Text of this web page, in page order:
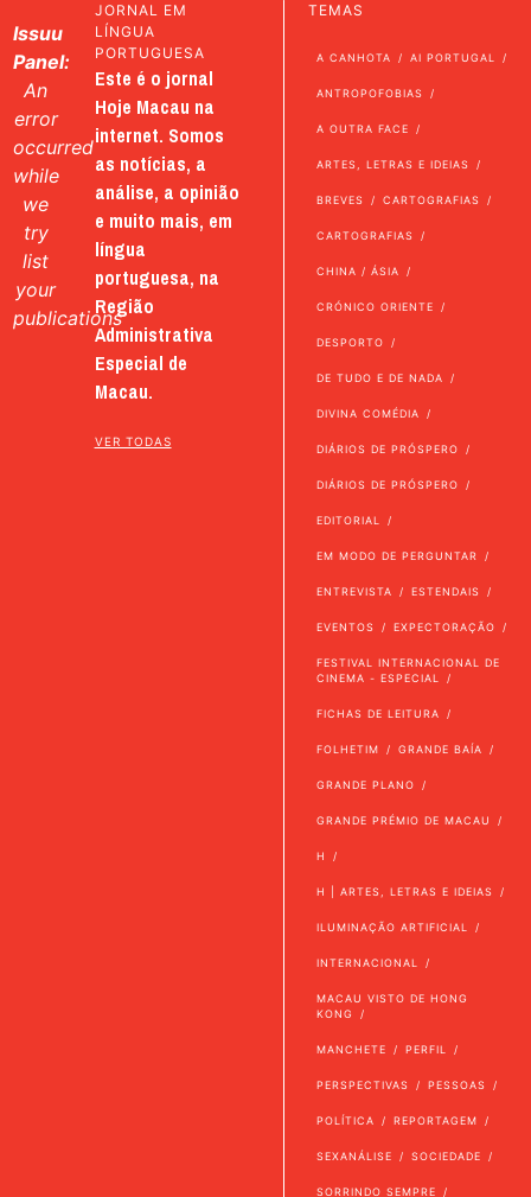
Issuu
Panel:
An
error
occurred
while
we
try
list
your
publications
JORNAL EM
LÍNGUA
PORTUGUESA
Este é o jornal
Hoje Macau na
internet. Somos
as notícias, a
análise, a opinião
e muito mais, em
língua
portuguesa, na
Região
Administrativa
Especial de
Macau.
VER TODAS
TEMAS
A CANHOTA AI PORTUGAL
ANTROPOFOBIAS
A OUTRA FACE
ARTES, LETRAS E IDEIAS
BREVES CARTOGRAFIAS
CARTOGRAFIAS
CHINA / ÁSIA
CRÓNICO ORIENTE
DESPORTO
DE TUDO E DE NADA
DIVINA COMÉDIA
DIÁRIOS DE PRÓSPERO
DIÁRIOS DE PRÓSPERO
EDITORIAL
EM MODO DE PERGUNTAR
ENTREVISTA ESTENDAIS
EVENTOS EXPECTORAÇÃO
FESTIVAL INTERNACIONAL DE
CINEMA - ESPECIAL
FICHAS DE LEITURA
FOLHETIM GRANDE BAÍA
GRANDE PLANO
GRANDE PRÉMIO DE MACAU
H
H | ARTES, LETRAS E IDEIAS
ILUMINAÇÃO ARTIFICIAL
INTERNACIONAL
MACAU VISTO DE HONG
KONG
MANCHETE PERFIL
PERSPECTIVAS PESSOAS
POLÍTICA REPORTAGEM
SEXANÁLISE SOCIEDADE
SORRINDO SEMPRE